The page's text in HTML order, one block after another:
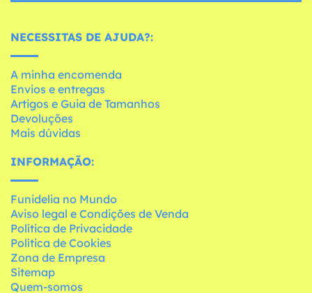
NECESSITAS DE AJUDA?:
A minha encomenda
Envios e entregas
Artigos e Guia de Tamanhos
Devoluções
Mais dúvidas
INFORMAÇÃO:
Funidelia no Mundo
Aviso legal e Condições de Venda
Política de Privacidade
Política de Cookies
Zona de Empresa
Sitemap
Quem-somos